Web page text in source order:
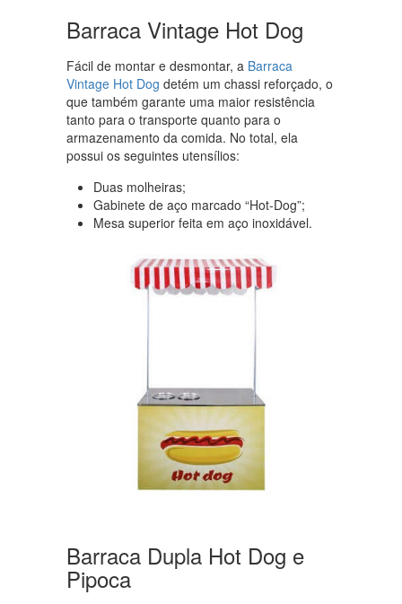
Barraca Vintage Hot Dog
Fácil de montar e desmontar, a Barraca
Vintage Hot Dog detém um chassi reforçado, o
que também garante uma maior resistência
tanto para o transporte quanto para o
armazenamento da comida. No total, ela
possui os seguintes utensílios:
Duas molheiras;
Gabinete de aço marcado “Hot-Dog”;
Mesa superior feita em aço inoxidável.
Barraca Dupla Hot Dog e
Pipoca